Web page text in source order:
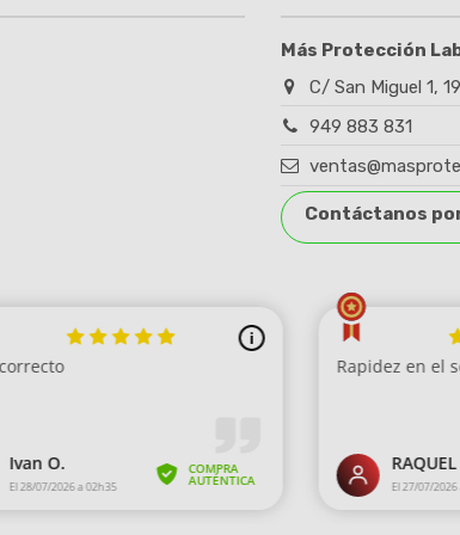
Más Protección
C/ San Miguel 1,
949 883 831
Contáctanos